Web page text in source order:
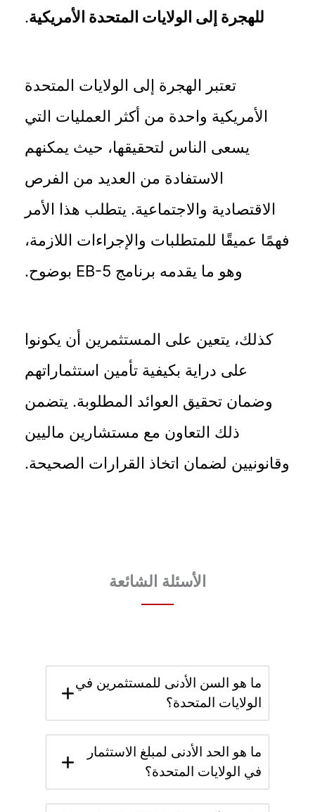
للهجرة إلى الولايات المتحدة الأمريكية.
تعتبر الهجرة إلى الولايات المتحدة
الأمريكية واحدة من أكثر العمليات التي
يسعى الناس لتحقيقها، حيث يمكنهم
الاستفادة من العديد من الفرص
الاقتصادية والاجتماعية. يتطلب هذا الأمر
فهمًا عميقًا للمتطلبات والإجراءات اللازمة،
وهو ما يقدمه برنامج EB-5 بوضوح.
كذلك، يتعين على المستثمرين أن يكونوا
على دراية بكيفية تأمين استثماراتهم
وضمان تحقيق العوائد المطلوبة. يتضمن
ذلك التعاون مع مستشارين ماليين
وقانونيين لضمان اتخاذ القرارات الصحيحة.
الأسئلة الشائعة
ما هو السن الأدنى للمستثمرين في
الولايات المتحدة؟
ما هو الحد الأدنى لمبلغ الاستثمار
في الولايات المتحدة؟